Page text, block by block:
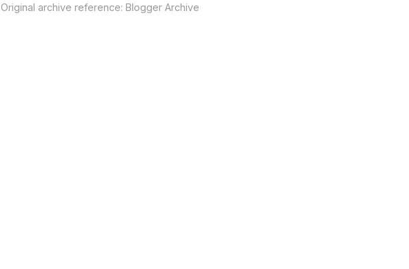
Original archive reference:Blogger Archive